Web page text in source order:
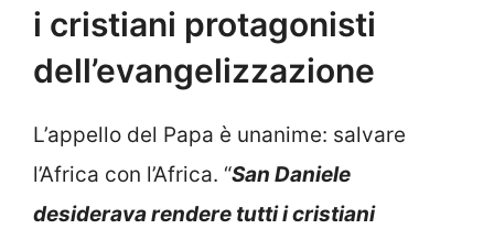
i cristiani protagonisti
dell’evangelizzazione
L’appello del Papa è unanime: salvare
l’Africa con l’Africa. “San Daniele
desiderava rendere tutti i cristiani